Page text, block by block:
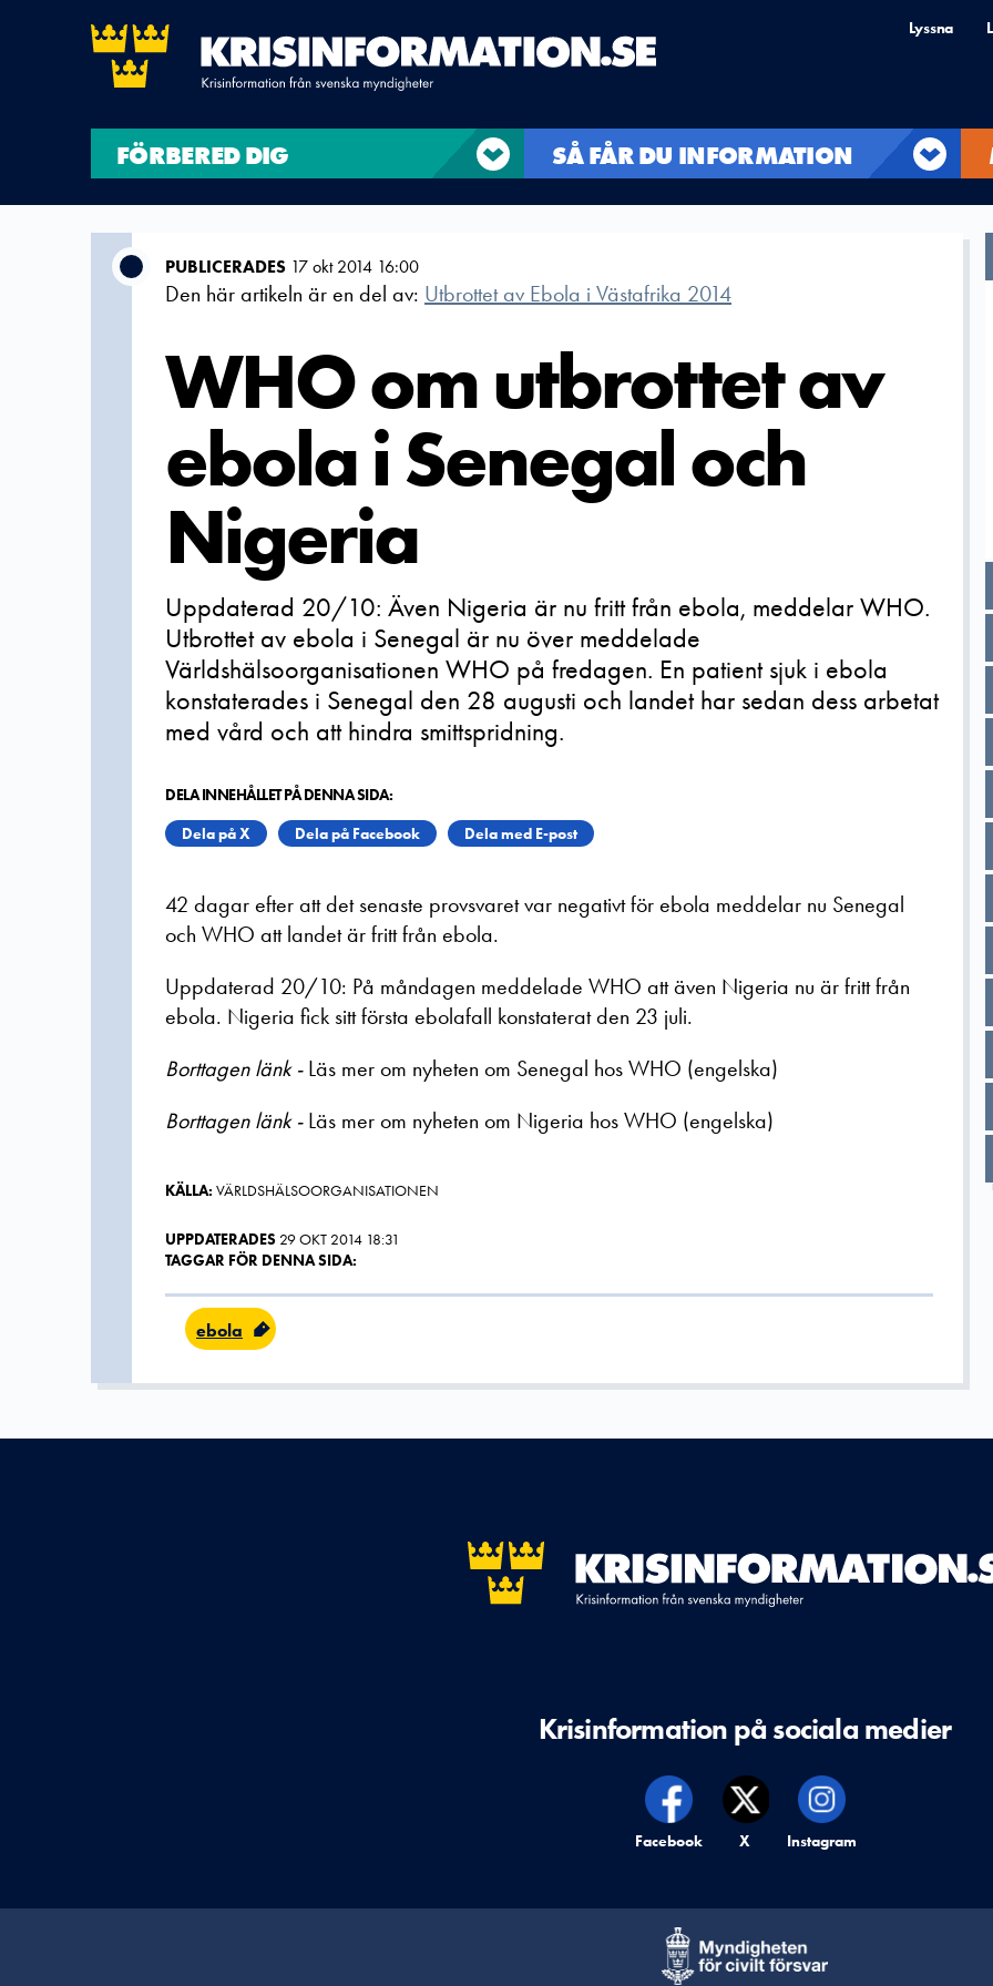
Lyssna
FÖRBERED DIG SÅ FÅR DU INFORMATION
PUBLICERADES 17 okt 2014 16:00
Den här artikeln är en del av: Utbrottet av Ebola i Västafrika 2014
WHO om utbrottet av
ebola i Senegal och
Nigeria
Uppdaterad 20/10: Även Nigeria är nu fritt från ebola, meddelar WHO.
Utbrottet av ebola i Senegal är nu över meddelade
Världshälsoorganisationen WHO på fredagen. En patient sjuk i ebola
konstaterades i Senegal den 28 augusti och landet har sedan dess arbetat
med vård och att hindra smittspridning.
DELA INNEHÅLLET PÅ DENNA SIDA:
Dela på X
Dela på Facebook Dela med E-post
42 dagar efter att det senaste provsvaret var negativt för ebola meddelar nu Senegal
och WHO att landet är fritt från ebola.
Uppdaterad 20/10: På måndagen meddelade WHO att även Nigeria nu är fritt från
ebola. Nigeria fick sitt första ebolafall konstaterat den 23 juli.
Borttagen länk -Läs mer om nyheten om Senegal hos WHO (engelska)
Borttagen länk -Läs mer om nyheten om Nigeria hos WHO (engelska)
KÄLLA: VÄRLDSHÄLSOORGANISATIONEN
UPPDATERADES 29 OKT 2014 18:31
TAGGAR FÖR DENNA SIDA:
ebola
Krisinformation på sociala medier
Krisinformation på,
Facebook Krisinformation på,
X Krisinformation på,
Instagram